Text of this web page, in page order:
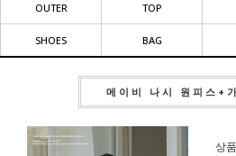
OUTER TOP
SHOES BAG
메이비 나시 원피스+
상